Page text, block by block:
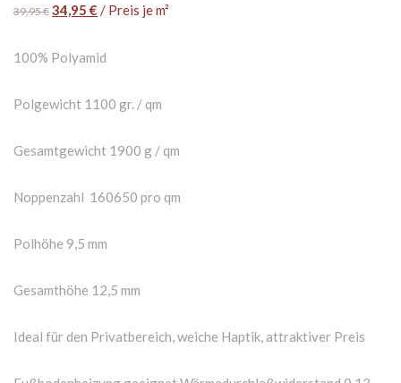
39,95€ 34,95 € / Preis je m²
100% Polyamid
Polgewicht 1100 gr. / qm
Gesamtgewicht 1900 g / qm
Noppenzahl 160650 pro qm
Polhöhe 9,5 mm
Gesamthöhe 12,5 mm
Ideal für den Privatbereich, weiche Haptik, attraktiver Preis